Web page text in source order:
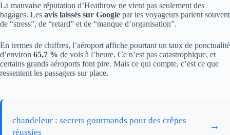
La mauvaise réputation d’Heathrow ne vient pas seulement des
bagages. Les avis laissés sur Google par les voyageurs parlent souvent
de “stress”, de “retard” et de “manque d’organisation”.
En termes de chiffres, l’aéroport affiche pourtant un taux de ponctualité
d’environ 65,7 % de vols à l’heure. Ce n’est pas catastrophique, et
certains grands aéroports font pire. Mais ce qui compte, c’est ce que
ressentent les passagers sur place.
chandeleur : secrets gourmands pour des crêpes
réussies
→